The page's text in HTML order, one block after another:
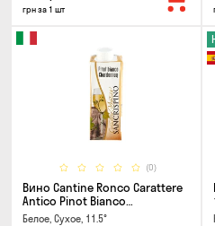
грн за 1 шт
(0)
Вино Cantine Ronco Carattere
Antico Pinot Bianco
Chardonnay Rubicone IGT 0.25л
Белое, Сухое, 11.5°